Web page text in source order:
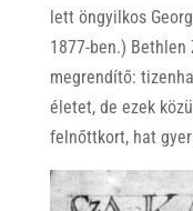
lett öngyilkos
1877-ben.) Bethlen
megrendítő:
életet, de ezek
felnőttkort, hat